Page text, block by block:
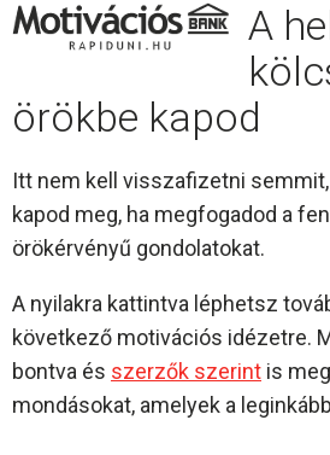
A
örökbe kapod
Itt nem kell visszafizetni
kapod meg, ha megfogadod a
örökérvényű gondolatokat.
A nyilakra kattintva léphetsz
következő motivációs idézetre.
bontva és szerzők szerint is
mondásokat, amelyek a